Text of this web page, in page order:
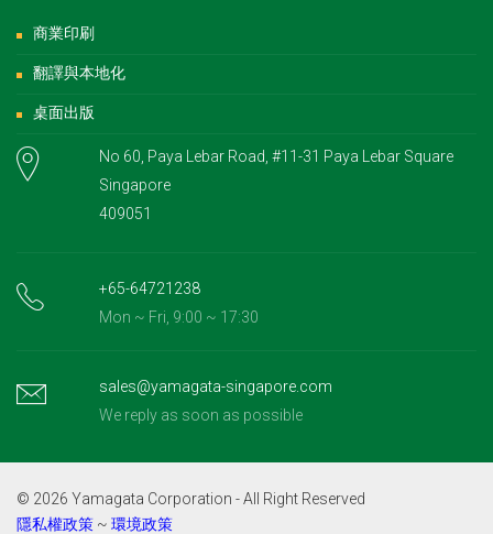
商業印刷
翻譯與本地化
桌面出版
No 60, Paya Lebar Road, #11-31 Paya Lebar Square
Singapore
409051
+65-64721238
Mon ~ Fri, 9:00 ~ 17:30
sales@yamagata-singapore.com
We reply as soon as possible
© 2026 Yamagata Corporation - All Right Reserved
隱私權政策 ~ 環境政策